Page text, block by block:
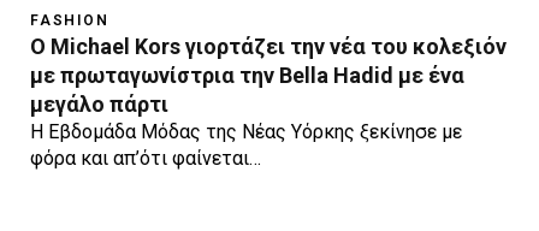
FASHION
O Michael Kors γιορτάζει την νέα του κολεξιόν
με πρωταγωνίστρια την Bella Hadid με ένα
μεγάλο πάρτι
Η Εβδομάδα Μόδας της Νέας Υόρκης ξεκίνησε με
φόρα και απ’ότι φαίνεται…